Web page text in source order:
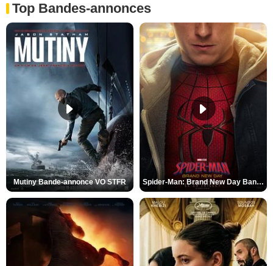
Top Bandes-annonces
Mutiny Bande-annonce VO STFR Spider-Man: Brand New Day Bande-annonce VO STFR